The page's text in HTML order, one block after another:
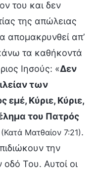
του και δεν
της απώλειας
απομακρυνθεί απ’
τα καθήκοντά
Ιησούς: «Δεν
των
Κύριε, Κύριε,
του Πατρός
(Κατά Ματθαίον 7:21).
την
Του. Αυτοί οι